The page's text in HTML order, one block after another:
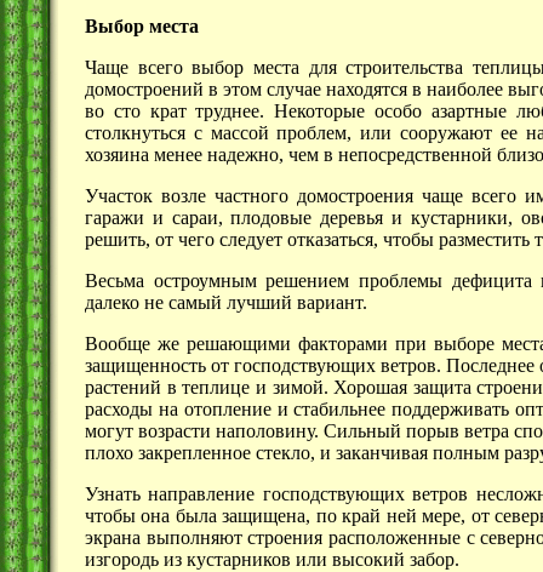
Выбор места
Чаще всего выбор места для строительства
домостроений в этом случае находятся в наиболее
во сто крат труднее. Некоторые особо азартные
столкнуться с массой проблем, или сооружают ее
хозяина менее надежно, чем в непосредственной
Участок возле частного домостроения чаще
гаражи и сараи, плодовые деревья и кустарники,
решить, от чего следует отказаться, чтобы разместить
Весьма остроумным решением проблемы
далеко не самый лучший вариант.
Вообще же решающими факторами при выборе
защищенность от господствующих ветров. Последнее
растений в теплице и зимой. Хорошая защита
расходы на отопление и стабильнее поддерживать
могут возрасти наполовину. Сильный порыв ветра
плохо закрепленное стекло, и заканчивая полным
Узнать направление господствующих ветров
чтобы она была защищена, по край ней мере, от
экрана выполняют строения расположенные с
изгородь из кустарников или высокий забор.